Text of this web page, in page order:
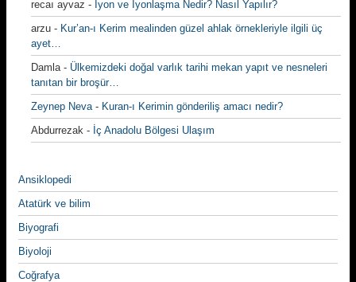
recaı ayvaz - İyon ve İyonlaşma Nedir? Nasıl Yapılır?
arzu - Kur’an-ı Kerim mealinden güzel ahlak örnekleriyle ilgili üç
ayet…
Damla - Ülkemizdeki doğal varlık tarihi mekan yapıt ve nesneleri
tanıtan bir broşür…
Zeynep Neva - Kuran-ı Kerimin gönderiliş amacı nedir?
Abdurrezak - İç Anadolu Bölgesi Ulaşım
Ansiklopedi
Atatürk ve bilim
Biyografi
Biyoloji
Coğrafya